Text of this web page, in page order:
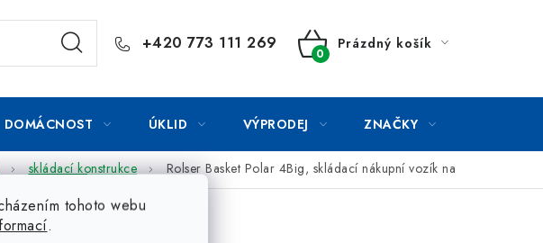
tohoto webu
.
+420 773 111 269
NÁKUPNÍ
Prázdný košík
DOMÁCNOST ÚKLID VÝPRODEJ ZNAČKY
skládací konstrukce
Rolser Basket Polar 4Big, skládací nákupní vozík na